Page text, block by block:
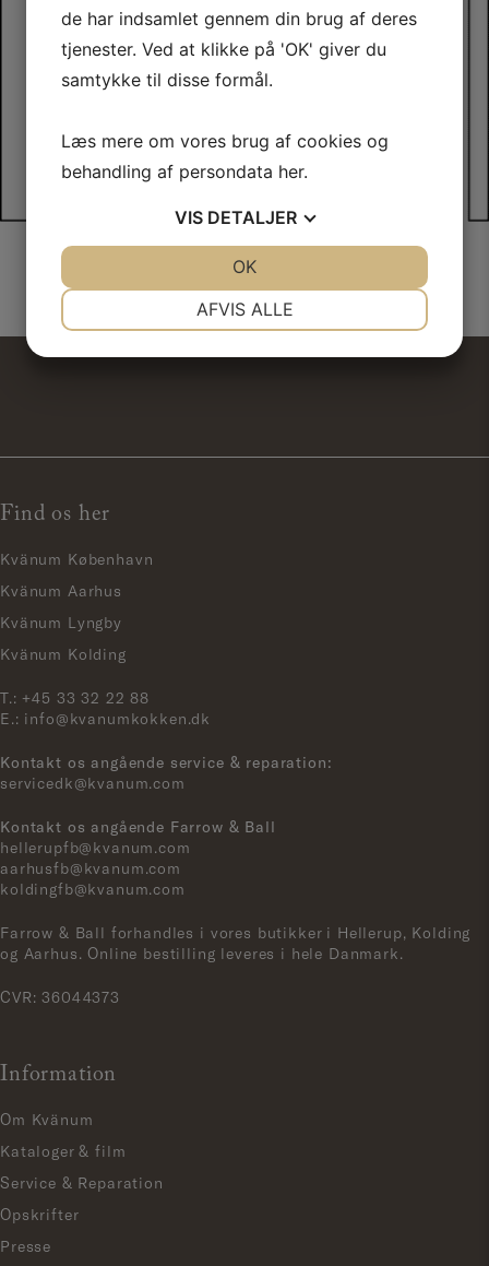
Find os her
Kvänum København
Kvänum Aarhus
Kvänum Lyngby
Kvänum Kolding
T.: +45 33 32 22 88
E.: info@kvanumkokken.dk
Kontakt os angående service & reparation:
servicedk@kvanum.com
Kontakt os angående Farrow & Ball
hellerupfb@kvanum.com
aarhusfb@kvanum.com
koldingfb@kvanum.com
Farrow & Ball forhandles i vores butikker i Hellerup, Kolding
og Aarhus. Online bestilling leveres i hele Danmark.
CVR: 36044373
Information
Om Kvänum
Kataloger & film
Service & Reparation
Opskrifter
Presse
de har indsamlet gennem din brug af deres
tjenester. Ved at klikke på 'OK' giver du
samtykke til disse formål.
Læs mere om vores brug af cookies og
behandling af persondata her.
VIS DETALJER
AFVIS ALLE
OK